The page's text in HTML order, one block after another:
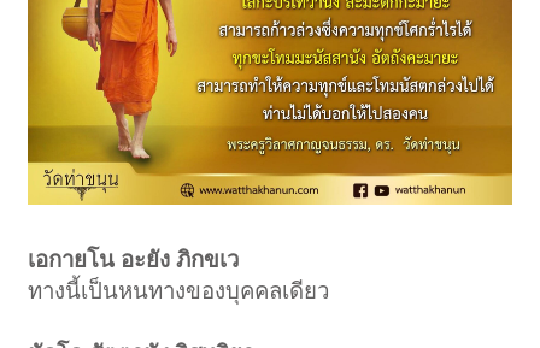
เอกายโน อะยัง ภิกขเว
ทางนี้เป็นหนทางของบุคคลเดียว